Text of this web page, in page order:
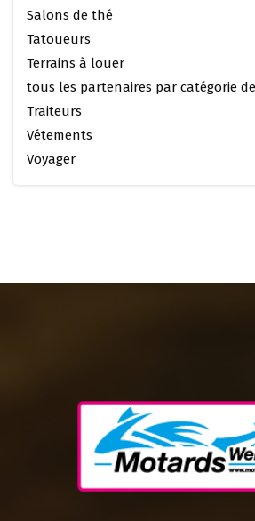
Salons de thé
Tatoueurs
Terrains à louer
tous les partenaires par catégorie
Traiteurs
Vétements
Voyager